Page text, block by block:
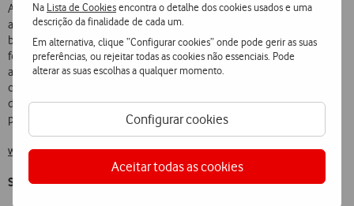
Na Lista de Cookiesencontra o detalhe dos cookies usados e uma
descrição da finalidade de cada um.
Em alternativa, clique “Configurar cookies” onde pode gerir as suas
preferências, ou rejeitar todas as cookies não essenciais. Pode
alterar as suas escolhas a qualquer momento.
Configurar cookies
Aceitar todas as cookies
A Mavenir está a construir o futuro das redes e da tecnologia
avançada, com foco na visão de uma única rede automatizada
baseada em software que opera em qualquer cloud. Como único
fornecedor de software de rede cloud-native ponto a ponto do setor,
a Mavenir está focada em transformar a maneira como o mundo se
conecta, acelerando a transformação da rede de software em mais
de 250 fornecedores de serviços de comunicações em mais de 120
países, que servem mais de 50% dos subscritores a nível mundial.
www.mavenir.com
Sobre a Vodafone Portugal: